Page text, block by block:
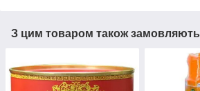
З цим товаром також замовляють